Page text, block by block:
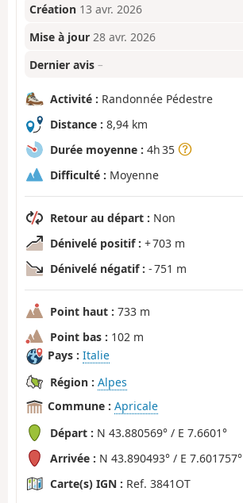
Création 13 avr. 2026
Mise à jour 28 avr. 2026
Dernier avis –
Activité : Randonnée Pédestre
Distance : 8,94 km
Durée moyenne : 4h 35
Difficulté : Moyenne
Retour au départ : Non
Dénivelé positif : + 703 m
Dénivelé négatif : - 751 m
Point haut : 733 m
Point bas : 102 m
Pays : Italie
Région : Alpes
Commune : Apricale
Départ : N 43.880569° / E 7.6601°
Arrivée : N 43.890493° / E 7.601757°
Carte(s) IGN : Ref. 3841OT